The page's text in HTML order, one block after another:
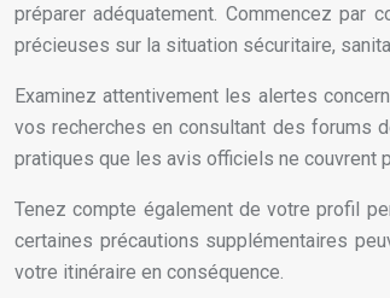
préparer adéquatement. Commencez
précieuses sur la situation sécuritaire,
Examinez attentivement les alertes
vos recherches en consultant des forums
pratiques que les avis officiels ne couvrent
Tenez compte également de votre profil
certaines précautions supplémentaires
votre itinéraire en conséquence.